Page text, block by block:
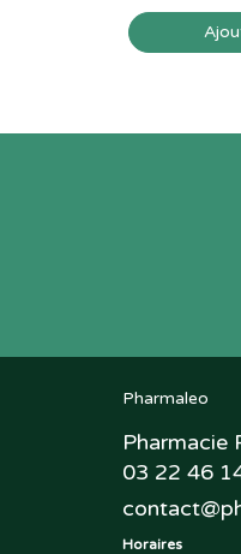
Pharmaleo
Pharmacie
03 22 46
contact@
Horaires